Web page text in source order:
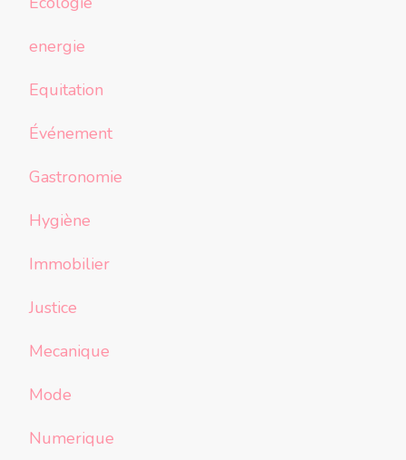
energie
Equitation
Événement
Gastronomie
Hygiène
Immobilier
Justice
Mecanique
Mode
Numerique